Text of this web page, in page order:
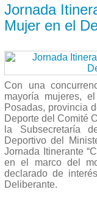
Jornada
Mujer en el
Con una
mayoría mujeres,
Posadas, provincia
Deporte del Comité
la Subsecretaría
Deportivo del
Jornada Itinerante
en el marco del
declarado de
Deliberante.